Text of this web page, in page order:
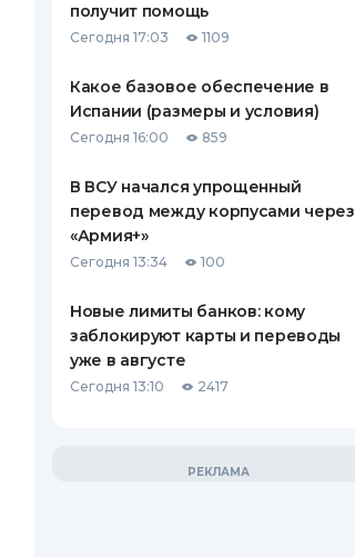
получит помощь
Сегодня 17:03 1109
Какое базовое обеспечение в
Испании (размеры и условия)
Сегодня 16:00 859
В ВСУ начался упрощенный
перевод между корпусами через
«Армия+»
Сегодня 13:34 100
Новые лимиты банков: кому
заблокируют карты и переводы
уже в августе
Сегодня 13:10 2417